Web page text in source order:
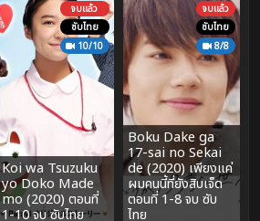
จบแล้ว
ซับไทย
10/10
Koi wa Tsuzuku
yo Doko Made
mo (2020) ตอนที่
1-10 จบ ซับไทย
จบแล้ว
ซับไทย
8/8
Boku Dake ga
17-sai no Sekai
de (2020) เพียงแค่
ผมคนนี้ที่ยังสิบเจ็ด
ตอนที่ 1-8 จบ ซับ
ไทย